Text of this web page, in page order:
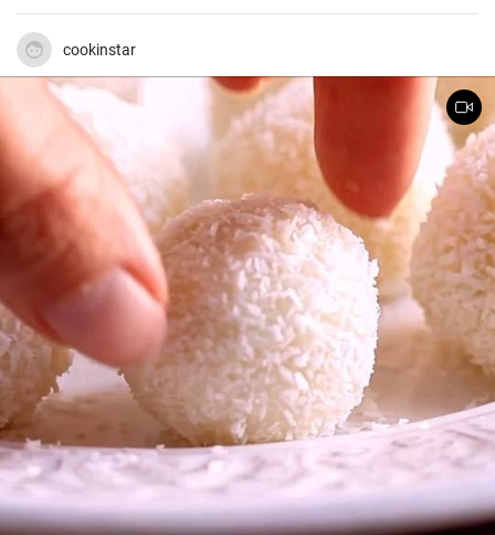
cioccolato contiene tutto ciò che un amante dei dolci può
desiderare. È cioccolatosa, saporita, gustosa, ed è tutto ciò che si
può desiderare in un cupcake.
cookinstar